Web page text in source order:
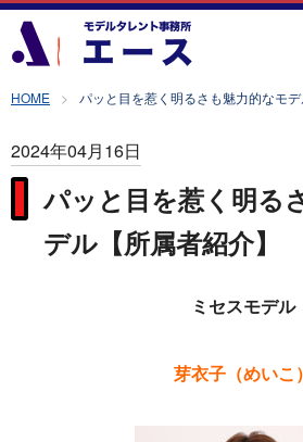
HOME パッと目を惹く明るさも魅力的なモデ
2024年04月16日
パッと目を惹く明る
デル【所属者紹介】
ミセスモデル
芽衣子（めいこ）